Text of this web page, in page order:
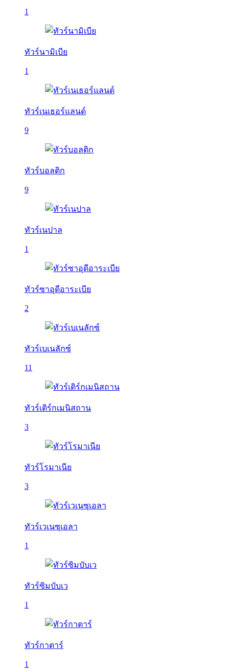
1
ทัวร์นามิเบีย
1
ทัวร์เนเธอร์แลนด์
9
ทัวร์บอลติก
9
ทัวร์เนปาล
1
ทัวร์ซาอุดีอาระเบีย
2
ทัวร์เบเนลักซ์
11
ทัวร์เติร์กเมนิสถาน
3
ทัวร์โรมาเนีย
3
ทัวร์เวเนซุเอลา
1
ทัวร์ซิมบับเว
1
ทัวร์กาตาร์
1